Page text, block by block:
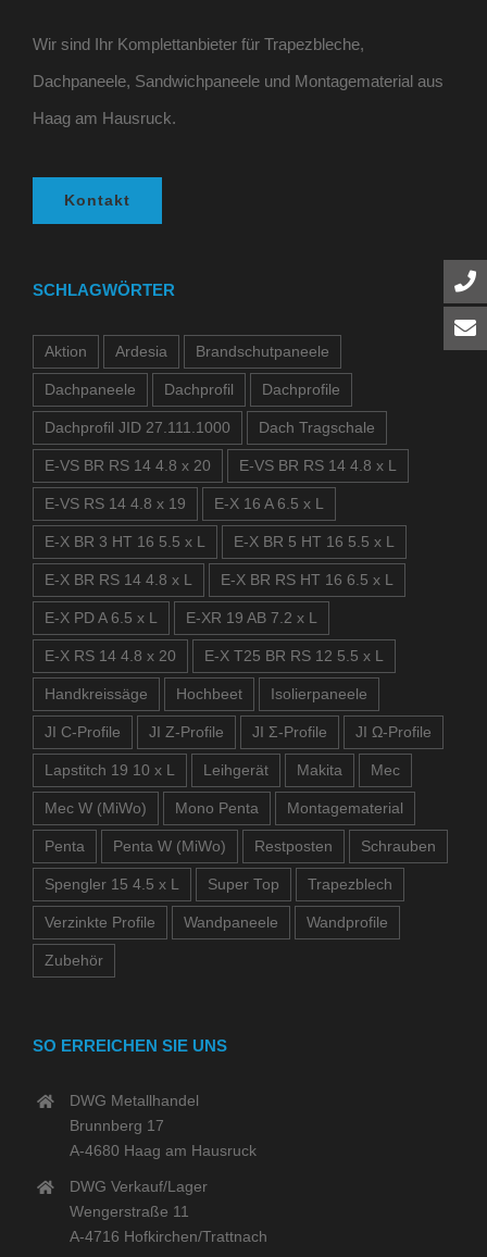
Wir sind Ihr Komplettanbieter für Trapezbleche,
Dachpaneele, Sandwichpaneele und Montagematerial aus
Haag am Hausruck.
Kontakt
SCHLAGWÖRTER
Aktion Ardesia Brandschutpaneele
Dachpaneele Dachprofil Dachprofile
Dachprofil JID 27.111.1000 Dach Tragschale
E-VS BR RS 14 4.8 x 20 E-VS BR RS 14 4.8 x L
E-VS RS 14 4.8 x 19 E-X 16 A 6.5 x L
E-X BR 3 HT 16 5.5 x L E-X BR 5 HT 16 5.5 x L
E-X BR RS 14 4.8 x L E-X BR RS HT 16 6.5 x L
E-X PD A 6.5 x L E-XR 19 AB 7.2 x L
E-X RS 14 4.8 x 20 E-X T25 BR RS 12 5.5 x L
Handkreissäge Hochbeet Isolierpaneele
JI C-Profile JI Z-Profile JI Σ-Profile JI Ω-Profile
Lapstitch 19 10 x L Leihgerät Makita Mec
Mec W (MiWo) Mono Penta Montagematerial
Penta Penta W (MiWo) Restposten Schrauben
Spengler 15 4.5 x L Super Top Trapezblech
Verzinkte Profile Wandpaneele Wandprofile
Zubehör
SO ERREICHEN SIE UNS
DWG Metallhandel
Brunnberg 17
A-4680 Haag am Hausruck
DWG Verkauf/Lager
Wengerstraße 11
A-4716 Hofkirchen/Trattnach